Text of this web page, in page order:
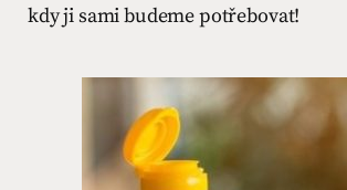
kdy ji sami budeme potřebovat!